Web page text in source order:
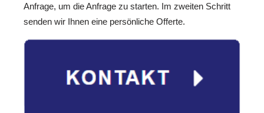
Anfrage, um die Anfrage zu starten. Im zweiten Schritt
senden wir Ihnen eine persönliche Offerte.